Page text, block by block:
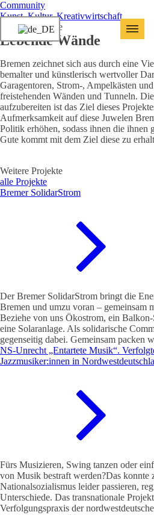
Community
Kunst, Kultur, Kreativwirtschaft
Lebende Wände
Lebende Wände
Bremen zeichnet sich aus durch eine
bemalter und künstlerisch wertvoller
Garagentoren, Strom-, Ampelkästen
freistehenden Wänden und Tunneln.
aufzubereiten ist das Ziel dieses
Aufmerksamkeit auf diese Juwelen
Politik erhöhen, sodass ihnen die ihnen
Gute kommt mit dem Ziel diese zu
Weitere Projekte
alle Projekte
Bremer SolidarStrom
Der Bremer SolidarStrom bringt die
Bremen und umzu voran – gemeinsam
Beziehe von uns Ökostrom, ein
eine Solaranlage. Als solidarische
gegenseitig dabei. Gemeinsam packen
NS-Unrecht „Entartete Musik“.
Jazzmusiker:innen in
Fürs Musizieren, Swing tanzen oder
von Musik bestraft werden?Das konnte
Nationalsozialismus leider passieren,
Unterschiede. Das transnationale
Verfolgungspraxis der